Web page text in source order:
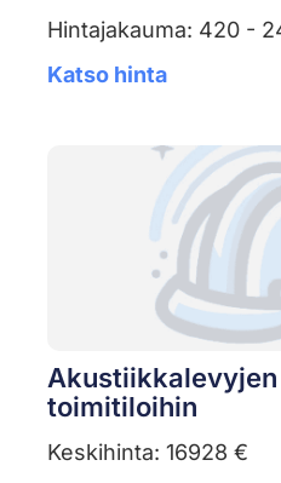
Hintajakauma: 420 -
Katso hinta
Akustiikkalevyjen
toimitiloihin
Keskihinta: 16928 €